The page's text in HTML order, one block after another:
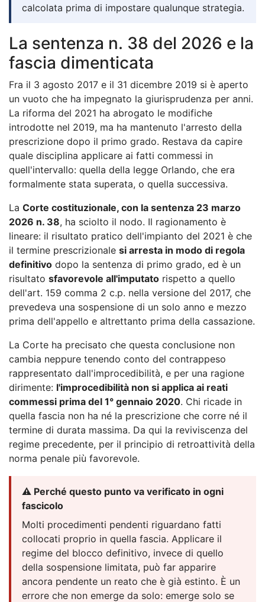
calcolata prima di impostare qualunque strategia.
La sentenza n. 38 del 2026 e la
fascia dimenticata
Fra il 3 agosto 2017 e il 31 dicembre 2019 si è aperto
un vuoto che ha impegnato la giurisprudenza per anni.
La riforma del 2021 ha abrogato le modifiche
introdotte nel 2019, ma ha mantenuto l'arresto della
prescrizione dopo il primo grado. Restava da capire
quale disciplina applicare ai fatti commessi in
quell'intervallo: quella della legge Orlando, che era
formalmente stata superata, o quella successiva.
La Corte costituzionale, con la sentenza 23 marzo
2026 n. 38, ha sciolto il nodo. Il ragionamento è
lineare: il risultato pratico dell'impianto del 2021 è che
il termine prescrizionale si arresta in modo di regola
definitivo dopo la sentenza di primo grado, ed è un
risultato sfavorevole all'imputato rispetto a quello
dell'art. 159 comma 2 c.p. nella versione del 2017, che
prevedeva una sospensione di un solo anno e mezzo
prima dell'appello e altrettanto prima della cassazione.
La Corte ha precisato che questa conclusione non
cambia neppure tenendo conto del contrappeso
rappresentato dall'improcedibilità, e per una ragione
dirimente: l'improcedibilità non si applica ai reati
commessi prima del 1° gennaio 2020. Chi ricade in
quella fascia non ha né la prescrizione che corre né il
termine di durata massima. Da qui la reviviscenza del
regime precedente, per il principio di retroattività della
norma penale più favorevole.
⚠️ Perché questo punto va verificato in ogni
fascicolo
Molti procedimenti pendenti riguardano fatti
collocati proprio in quella fascia. Applicare il
regime del blocco definitivo, invece di quello
della sospensione limitata, può far apparire
ancora pendente un reato che è già estinto. È un
errore che non emerge da solo: emerge solo se